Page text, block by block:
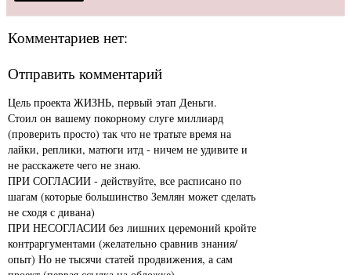
Комментариев нет:
Отправить комментарий
Цель проекта ЖИЗНЬ, первый этап Деньги.
Стоил он вашему покорному слуге миллиард
(проверить просто) так что не тратьте время на
лайки, реплики, матюги итд - ничем не удивите и
не расскажете чего не знаю.
ПРИ СОГЛАСИИ - действуйте, все расписано по
шагам (которые большинство Землян может сделать
не сходя с дивана)
ПРИ НЕСОГЛАСИИ без лишних церемоний кройте
контраргументами (желательно сравнив знания/
опыт) Но не тысячи статей продвижения, а сам